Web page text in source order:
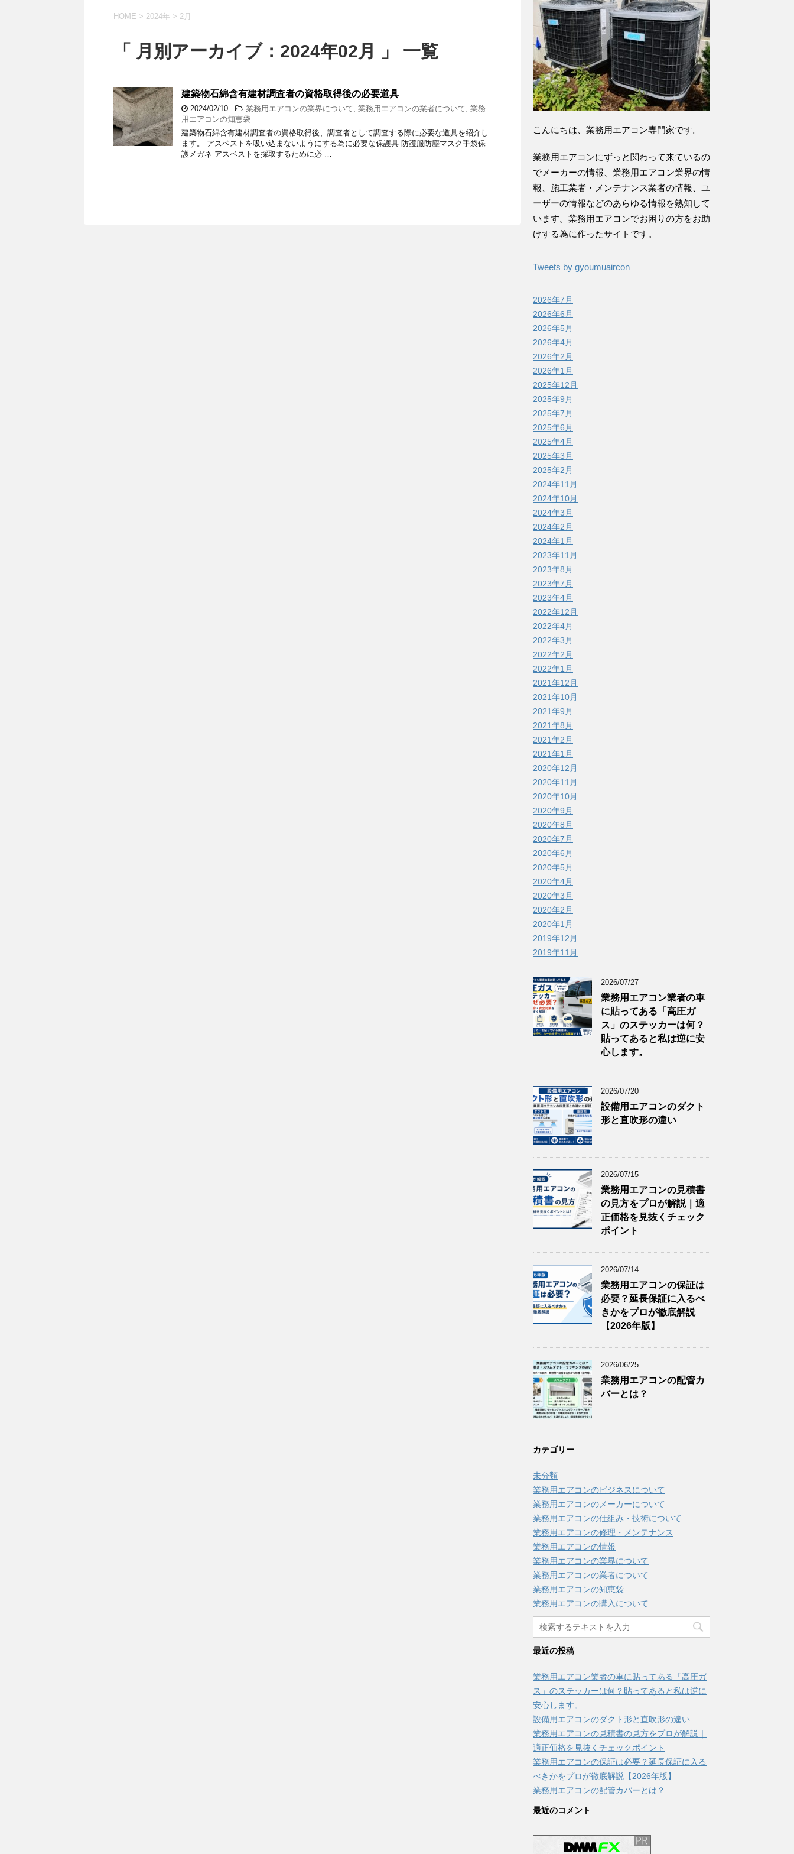
HOME > 2024年 > 2月
「 月別アーカイブ：2024年02月 」 一覧
建築物石綿含有建材調査者の資格取得後の必要道具
2024/02/10 -業務用エアコンの業界について, 業務用エアコンの業者について, 業務
用エアコンの知恵袋
建築物石綿含有建材調査者の資格取得後、調査者として調査する際に必要な道具を紹介し
ます。 アスベストを吸い込まないようにする為に必要な保護具 防護服防塵マスク手袋保
護メガネ アスベストを採取するために必 …
こんにちは、業務用エアコン専門家です。
業務用エアコンにずっと関わって来ているの
でメーカーの情報、業務用エアコン業界の情
報、施工業者・メンテナンス業者の情報、ユ
ーザーの情報などのあらゆる情報を熟知して
います。業務用エアコンでお困りの方をお助
けする為に作ったサイトです。
Tweets by gyoumuaircon
2026年7月
2026年6月
2026年5月
2026年4月
2026年2月
2026年1月
2025年12月
2025年9月
2025年7月
2025年6月
2025年4月
2025年3月
2025年2月
2024年11月
2024年10月
2024年3月
2024年2月
2024年1月
2023年11月
2023年8月
2023年7月
2023年4月
2022年12月
2022年4月
2022年3月
2022年2月
2022年1月
2021年12月
2021年10月
2021年9月
2021年8月
2021年2月
2021年1月
2020年12月
2020年11月
2020年10月
2020年9月
2020年8月
2020年7月
2020年6月
2020年5月
2020年4月
2020年3月
2020年2月
2020年1月
2019年12月
2019年11月
2026/07/27
業務用エアコン業者の車
に貼ってある「高圧ガ
ス」のステッカーは何？
貼ってあると私は逆に安
心します。
2026/07/20
設備用エアコンのダクト
形と直吹形の違い
2026/07/15
業務用エアコンの見積書
の見方をプロが解説｜適
正価格を見抜くチェック
ポイント
2026/07/14
業務用エアコンの保証は
必要？延長保証に入るべ
きかをプロが徹底解説
【2026年版】
2026/06/25
業務用エアコンの配管カ
バーとは？
カテゴリー
未分類
業務用エアコンのビジネスについて
業務用エアコンのメーカーについて
業務用エアコンの仕組み・技術について
業務用エアコンの修理・メンテナンス
業務用エアコンの情報
業務用エアコンの業界について
業務用エアコンの業者について
業務用エアコンの知恵袋
業務用エアコンの購入について
最近の投稿
業務用エアコン業者の車に貼ってある「高圧ガ
ス」のステッカーは何？貼ってあると私は逆に
安心します。
設備用エアコンのダクト形と直吹形の違い
業務用エアコンの見積書の見方をプロが解説｜
適正価格を見抜くチェックポイント
業務用エアコンの保証は必要？延長保証に入る
べきかをプロが徹底解説【2026年版】
業務用エアコンの配管カバーとは？
最近のコメント